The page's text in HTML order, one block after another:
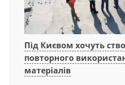
Під Києвом хочуть
повторного
матеріалів